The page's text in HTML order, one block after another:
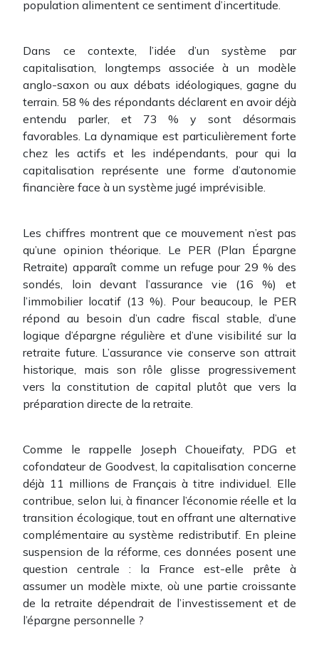
population alimentent ce sentiment d’incertitude.
Dans ce contexte, l’idée d’un système par
capitalisation, longtemps associée à un modèle
anglo-saxon ou aux débats idéologiques, gagne du
terrain. 58 % des répondants déclarent en avoir déjà
entendu parler, et 73 % y sont désormais
favorables. La dynamique est particulièrement forte
chez les actifs et les indépendants, pour qui la
capitalisation représente une forme d’autonomie
financière face à un système jugé imprévisible.
Les chiffres montrent que ce mouvement n’est pas
qu’une opinion théorique. Le PER (Plan Épargne
Retraite) apparaît comme un refuge pour 29 % des
sondés, loin devant l’assurance vie (16 %) et
l’immobilier locatif (13 %). Pour beaucoup, le PER
répond au besoin d’un cadre fiscal stable, d’une
logique d’épargne régulière et d’une visibilité sur la
retraite future. L’assurance vie conserve son attrait
historique, mais son rôle glisse progressivement
vers la constitution de capital plutôt que vers la
préparation directe de la retraite.
Comme le rappelle Joseph Choueifaty, PDG et
cofondateur de Goodvest, la capitalisation concerne
déjà 11 millions de Français à titre individuel. Elle
contribue, selon lui, à financer l’économie réelle et la
transition écologique, tout en offrant une alternative
complémentaire au système redistributif. En pleine
suspension de la réforme, ces données posent une
question centrale : la France est-elle prête à
assumer un modèle mixte, où une partie croissante
de la retraite dépendrait de l’investissement et de
l’épargne personnelle ?